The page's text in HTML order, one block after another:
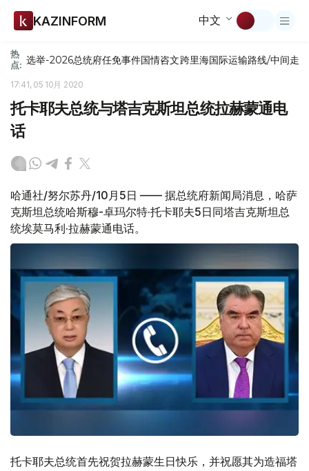
KAZINFORM 中文
热
点: 选举-2026总统府任免事件国情咨文跨里海国际运输路线/中间走廊
17:41, 05 10月 2020
托卡耶夫总统与塔吉克斯坦总统拉赫蒙通电
话
哈通社/努尔苏丹/10月5日 —— 据总统府新闻局消息，哈萨
克斯坦总统哈斯穆-卓玛尔特·托卡耶夫5日同塔吉克斯坦总
统埃莫马利·拉赫蒙通电话。
托卡耶夫总统首先祝贺拉赫蒙生日快乐，并祝愿其为造福塔